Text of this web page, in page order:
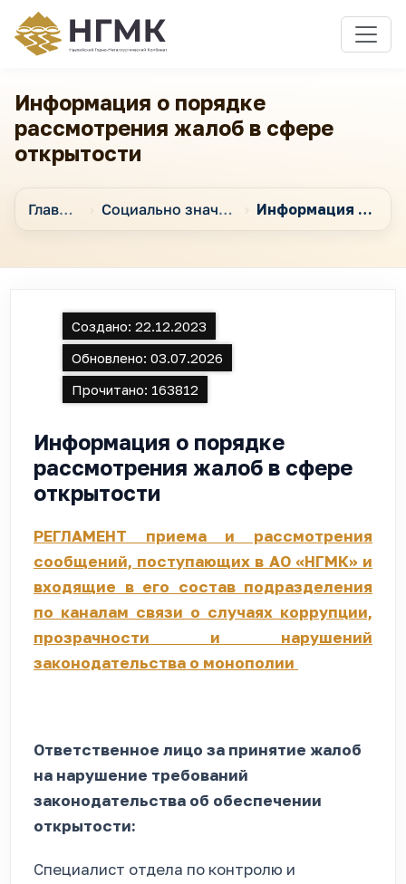
Информация о порядке
рассмотрения жалоб в сфере
открытости
Главная Социально значимая информация и подотчетность перед общественностью Информация о порядке рассмотрения жалоб в сфере открытости
Создано: 22.12.2023
Обновлено: 03.07.2026
Прочитано: 163812
Информация о порядке
рассмотрения жалоб в сфере
открытости
РЕГЛАМЕНТ приема и рассмотрения
сообщений, поступающих в АО «НГМК» и
входящие в его состав подразделения
по каналам связи о случаях коррупции,
прозрачности и нарушений
законодательства о монополии
Ответственное лицо за принятие жалоб
на нарушение требований
законодательства об обеспечении
открытости:
Специалист отдела по контролю и